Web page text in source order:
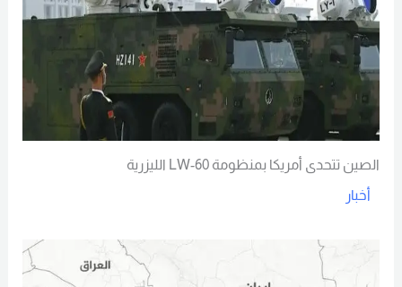
الصين تتحدى أمريكا بمنظومة LW-60 الليزرية
أخبار